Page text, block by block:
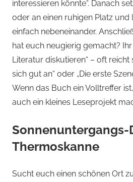
interessieren könnte“. Danach
oder an einen ruhigen Platz und
einfach nebeneinander.
hat euch neugierig gemacht?
Literatur diskutieren“ – oft reicht
sich gut an“ oder „Die erste
Wenn das Buch ein Volltreffer
auch ein kleines Leseprojekt
Sonnenuntergangs-
Thermoskanne
Sucht euch einen schönen Ort